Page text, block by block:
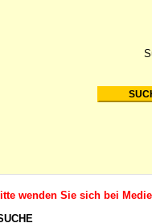
wenden Sie sich bei